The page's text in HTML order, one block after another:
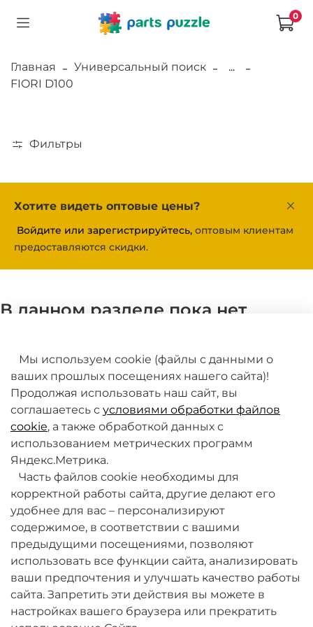
0
Главная Универсальный поиск
...
FIORI D100
Фильтры
Хотите видеть оптовые цены?
Войдите или зарегистрируйтесь, оптовым клиентам
предоставляются скидки.
В данном разделе пока нет
О компании
Товары и услуги
+7 (495) 789-38-95
09:00 - 18:00 (будни, по МСК)
Мы используем cookie (файлы с данными о
ваших прошлых посещениях нашего сайта)!
Продолжая использовать наш сайт, вы
соглашаетесь с условиями обработки файлов
cookie, а также обработкой данных с
использованием метрических программ
Яндекс.Метрика.
Часть файлов cookie необходимы для
корректной работы сайта, другие делают его
удобнее для вас – персонализируют
содержимое, в соответствии с вашими
предыдущими посещениями, позволяют
использовать все функции сайта, анализировать
ваши предпочтения и улучшать качество работы
сайта. Запретить эти действия вы можете в
настройках вашего браузера или прекратить